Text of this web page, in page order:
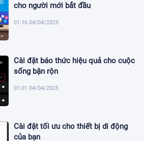
cho người mới bắt đầu
01:16 04/04/2025
Cài đặt báo thức hiệu quả cho cuộc
sống bận rộn
01:01 04/04/2025
Cài đặt tối ưu cho thiết bị di động
của bạn